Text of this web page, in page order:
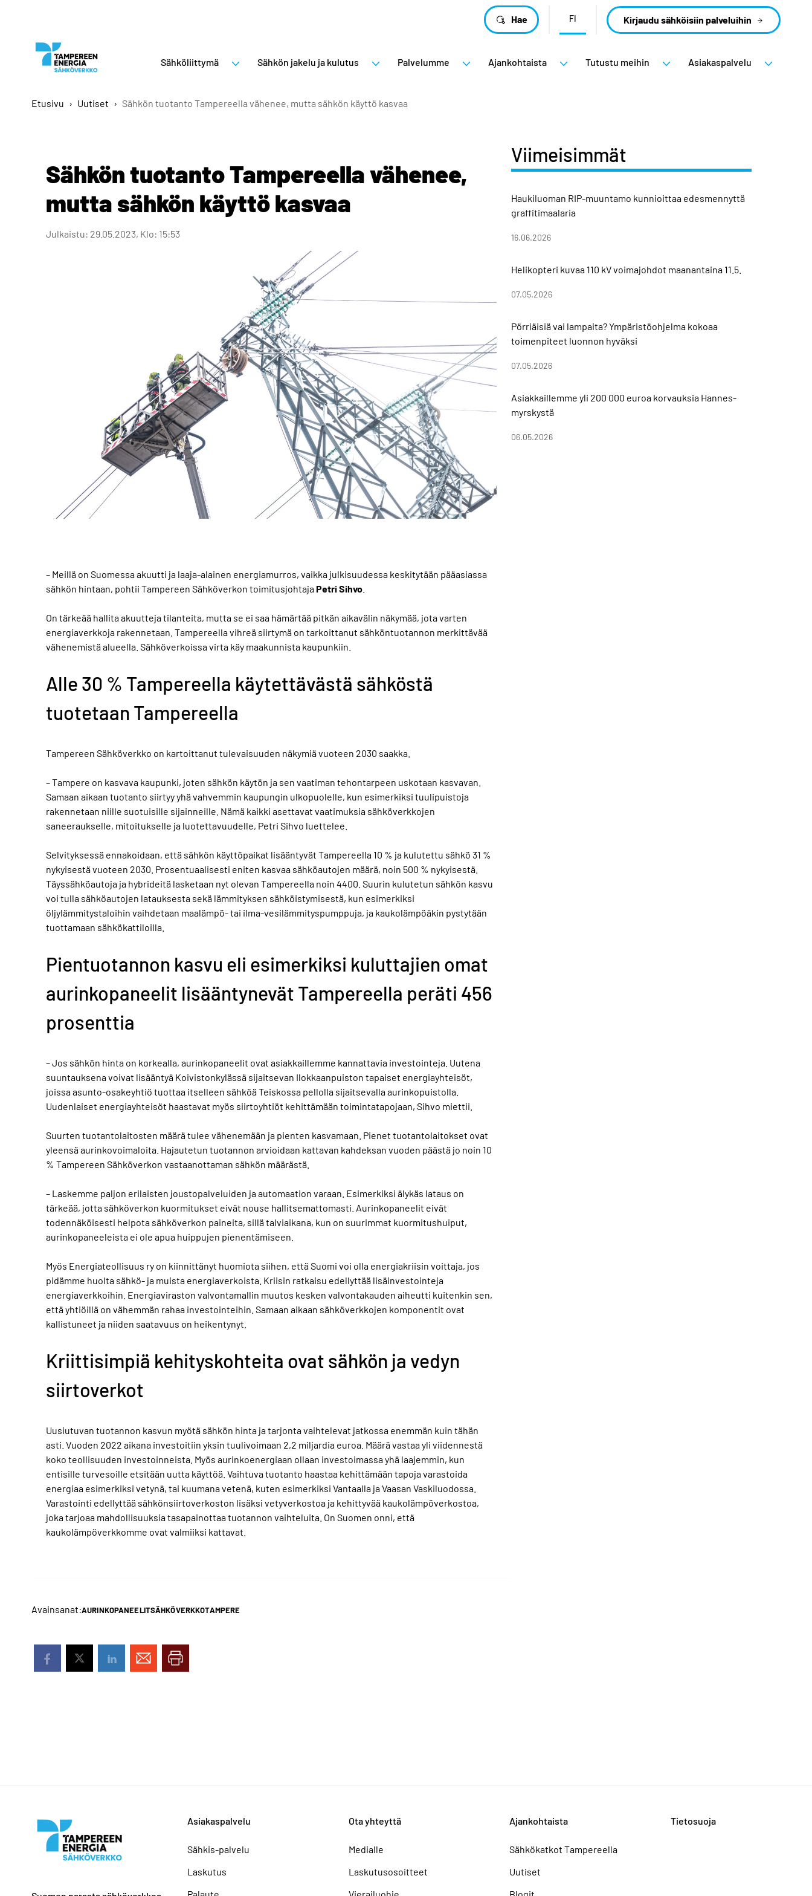
Hae FI Kirjaudu sähköisiin palveluihin
Sähköliittymä Sähkön jakelu ja kulutus Palvelumme Ajankohtaista Tutustu meihin Asiakaspalvelu
Etusivu › Uutiset › Sähkön tuotanto Tampereella vähenee, mutta sähkön käyttö kasvaa
Sähkön tuotanto Tampereella vähenee,
mutta sähkön käyttö kasvaa
Julkaistu: 29.05.2023, Klo: 15:53
– Meillä on Suomessa akuutti ja laaja-alainen energiamurros, vaikka julkisuudessa keskitytään pääasiassa
sähkön hintaan, pohtii Tampereen Sähköverkon toimitusjohtajaPetri Sihvo
On tärkeää hallita akuutteja tilanteita, mutta se ei saa hämärtää pitkän aikavälin näkymää, jota varten
energiaverkkoja rakennetaan. Tampereella vihreä siirtymä on tarkoittanut sähköntuotannon merkittävää
vähenemistä alueella. Sähköverkoissa virta käy maakunnista kaupunkiin.
Alle 30 % Tampereella käytettävästä sähköstä
tuotetaan Tampereella
Tampereen Sähköverkko on kartoittanut tulevaisuuden näkymiä vuoteen 2030 saakka.
– Tampere on kasvava kaupunki, joten sähkön käytön ja sen vaatiman tehontarpeen uskotaan kasvavan.
Samaan aikaan tuotanto siirtyy yhä vahvemmin kaupungin ulkopuolelle, kun esimerkiksi tuulipuistoja
rakennetaan niille suotuisille sijainneille. Nämä kaikki asettavat vaatimuksia sähköverkkojen
saneeraukselle, mitoitukselle ja luotettavuudelle, Petri Sihvo luettelee.
Selvityksessä ennakoidaan, että sähkön käyttöpaikat lisääntyvät Tampereella 10 % ja kulutettu sähkö 31 %
nykyisestä vuoteen 2030. Prosentuaalisesti eniten kasvaa sähköautojen määrä, noin 500 % nykyisestä.
Täyssähköautoja ja hybrideitä lasketaan nyt olevan Tampereella noin 4400. Suurin kulutetun sähkön kasvu
voi tulla sähköautojen latauksesta sekä lämmityksen sähköistymisestä, kun esimerkiksi
öljylämmitystaloihin vaihdetaan maalämpö- tai ilma-vesilämmityspumppuja, ja kaukolämpöäkin pystytään
tuottamaan sähkökattiloilla.
Pientuotannon kasvu eli esimerkiksi kuluttajien omat
aurinkopaneelit lisääntynevät Tampereella peräti 456
prosenttia
– Jos sähkön hinta on korkealla, aurinkopaneelit ovat asiakkaillemme kannattavia investointeja. Uutena
suuntauksena voivat lisääntyä Koivistonkylässä sijaitsevan Ilokkaanpuiston tapaiset energiayhteisöt,
joissa asunto-osakeyhtiö tuottaa itselleen sähköä Teiskossa pellolla sijaitsevalla aurinkopuistolla.
Uudenlaiset energiayhteisöt haastavat myös siirtoyhtiöt kehittämään toimintatapojaan, Sihvo miettii.
Suurten tuotantolaitosten määrä tulee vähenemään ja pienten kasvamaan. Pienet tuotantolaitokset ovat
yleensä aurinkovoimaloita. Hajautetun tuotannon arvioidaan kattavan kahdeksan vuoden päästä jo noin 10
% Tampereen Sähköverkon vastaanottaman sähkön määrästä.
– Laskemme paljon erilaisten joustopalveluiden ja automaation varaan. Esimerkiksi älykäs lataus on
tärkeää, jotta sähköverkon kuormitukset eivät nouse hallitsemattomasti. Aurinkopaneelit eivät
todennäköisesti helpota sähköverkon paineita, sillä talviaikana, kun on suurimmat kuormitushuiput,
aurinkopaneeleista ei ole apua huippujen pienentämiseen.
Myös Energiateollisuus ry on kiinnittänyt huomiota siihen, että Suomi voi olla energiakriisin voittaja, jos
pidämme huolta sähkö- ja muista energiaverkoista. Kriisin ratkaisu edellyttää lisäinvestointeja
energiaverkkoihin. Energiaviraston valvontamallin muutos kesken valvontakauden aiheutti kuitenkin sen,
että yhtiöillä on vähemmän rahaa investointeihin. Samaan aikaan sähköverkkojen komponentit ovat
kallistuneet ja niiden saatavuus on heikentynyt.
Kriittisimpiä kehityskohteita ovat sähkön ja vedyn
siirtoverkot
Uusiutuvan tuotannon kasvun myötä sähkön hinta ja tarjonta vaihtelevat jatkossa enemmän kuin tähän
asti. Vuoden 2022 aikana investoitiin yksin tuulivoimaan 2,2 miljardia euroa. Määrä vastaa yli viidennestä
koko teollisuuden investoinneista. Myös aurinkoenergiaan ollaan investoimassa yhä laajemmin, kun
entisille turvesoille etsitään uutta käyttöä. Vaihtuva tuotanto haastaa kehittämään tapoja varastoida
energiaa esimerkiksi vetynä, tai kuumana vetenä, kuten esimerkiksi Vantaalla ja Vaasan Vaskiluodossa.
Varastointi edellyttää sähkönsiirtoverkoston lisäksi vetyverkostoa ja kehittyvää kaukolämpöverkostoa,
joka tarjoaa mahdollisuuksia tasapainottaa tuotannon vaihteluita. On Suomen onni, että
kaukolämpöverkkomme ovat valmiiksi kattavat.
Avainsanat:AURINKOPANEELITSÄHKÖVERKKOTAMPERE
Viimeisimmät
Haukiluoman RIP-muuntamo kunnioittaa edesmennyttä
graffitimaalaria
16.06.2026
Helikopteri kuvaa 110 kV voimajohdot maanantaina 11.5.
07.05.2026
Pörriäisiä vai lampaita? Ympäristöohjelma kokoaa
toimenpiteet luonnon hyväksi
07.05.2026
Asiakkaillemme yli 200 000 euroa korvauksia Hannes-
myrskystä
06.05.2026
Asiakaspalvelu
Sähkis-palvelu
Laskutus
Ota yhteyttä
Medialle
Laskutusosoitteet
Ajankohtaista
Sähkökatkot Tampereella
Uutiset
Tietosuoja